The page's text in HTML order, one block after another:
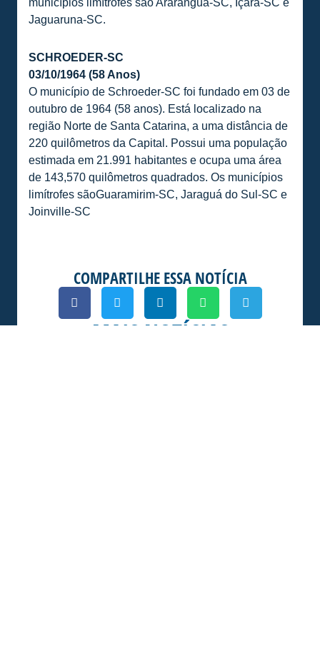
municípios limítrofes são Araranguá-SC, Içara-SC e
Jaguaruna-SC.
SCHROEDER-SC
03/10/1964 (58 Anos)
O município de Schroeder-SC foi fundado em 03 de
outubro de 1964 (58 anos). Está localizado na
região Norte de Santa Catarina, a uma distância de
220 quilômetros da Capital. Possui uma população
estimada em 21.991 habitantes e ocupa uma área
de 143,570 quilômetros quadrados. Os municípios
limítrofes sãoGuaramirim-SC, Jaraguá do Sul-SC e
Joinville-SC
COMPARTILHE ESSA NOTÍCIA
MAIS NOTÍCIAS